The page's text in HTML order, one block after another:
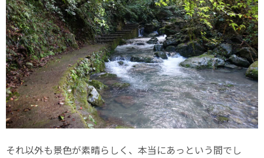
それ以外も景色が素晴らしく、本当にあっという間でし